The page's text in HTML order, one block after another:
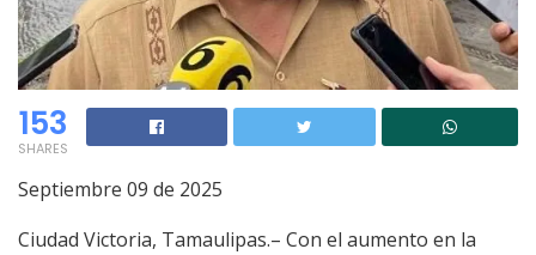
153
SHARES
Septiembre 09 de 2025
Ciudad Victoria, Tamaulipas.– Con el aumento en la